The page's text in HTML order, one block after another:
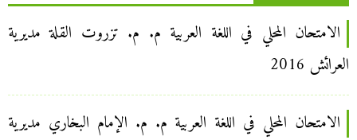
الامتحان المحلي في اللغة العربية م. م. تزروت القلة مديرية
العرائش 2016
الامتحان المحلي في اللغة العربية م. م. الإمام البخاري مديرية